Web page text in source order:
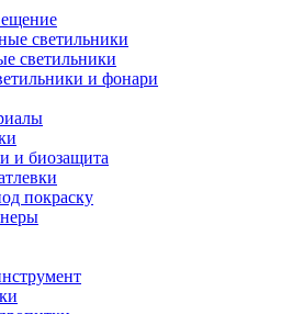
светильники
светильники
и фонари
и биозащита
покраску